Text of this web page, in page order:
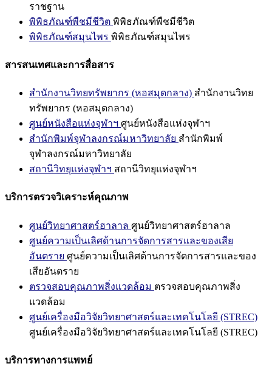
ราชฐาน
พิพิธภัณฑ์พืชมีชีวิต พิพิธภัณฑ์พืชมีชีวิต
พิพิธภัณฑ์สมุนไพร พิพิธภัณฑ์สมุนไพร
สารสนเทศและการสื่อสาร
สำนักงานวิทยทรัพยากร (หอสมุดกลาง) สำนักงานวิทย
ทรัพยากร (หอสมุดกลาง)
ศูนย์หนังสือแห่งจุฬาฯ ศูนย์หนังสือแห่งจุฬาฯ
สำนักพิมพ์จุฬาลงกรณ์มหาวิทยาลัย สำนักพิมพ์
จุฬาลงกรณ์มหาวิทยาลัย
สถานีวิทยุแห่งจุฬาฯ สถานีวิทยุแห่งจุฬาฯ
บริการตรวจวิเคราะห์คุณภาพ
ศูนย์วิทยาศาสตร์ฮาลาล ศูนย์วิทยาศาสตร์ฮาลาล
ศูนย์ความเป็นเลิศด้านการจัดการสารและของเสีย
อันตราย ศูนย์ความเป็นเลิศด้านการจัดการสารและของ
เสียอันตราย
ตรวจสอบคุณภาพสิ่งแวดล้อม ตรวจสอบคุณภาพสิ่ง
แวดล้อม
ศูนย์เครื่องมือวิจัยวิทยาศาสตร์และเทคโนโลยี (STREC)
ศูนย์เครื่องมือวิจัยวิทยาศาสตร์และเทคโนโลยี (STREC)
บริการทางการแพทย์